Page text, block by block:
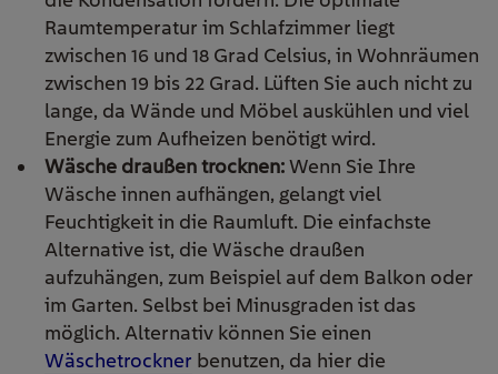
Raumtemperatur im Schlafzimmer liegt
zwischen 16 und 18 Grad Celsius, in Wohnräumen
zwischen 19 bis 22 Grad. Lüften Sie auch nicht zu
lange, da Wände und Möbel auskühlen und viel
Energie zum Aufheizen benötigt wird.
Wäsche draußen trocknen:Wenn Sie Ihre
Wäsche innen aufhängen, gelangt viel
Feuchtigkeit in die Raumluft. Die einfachste
Alternative ist, die Wäsche draußen
aufzuhängen, zum Beispiel auf dem Balkon oder
im Garten. Selbst bei Minusgraden ist das
möglich. Alternativ können Sie einen
Wäschetrockner benutzen, da hier die